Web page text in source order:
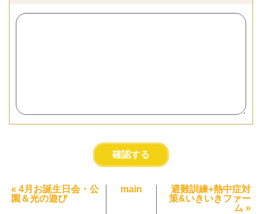
« 4月お誕生日会・公
園＆光の遊び
main
避難訓練+熱中症対
策&いきいきファー
ム »